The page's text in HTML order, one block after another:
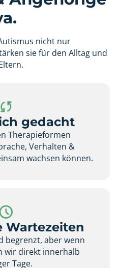
nicht nur
sie für den Alltag und
gedacht
Therapieformen
Verhalten &
wachsen können.
Wartezeiten
begrenzt, aber wenn
wir direkt innerhalb
Tage.